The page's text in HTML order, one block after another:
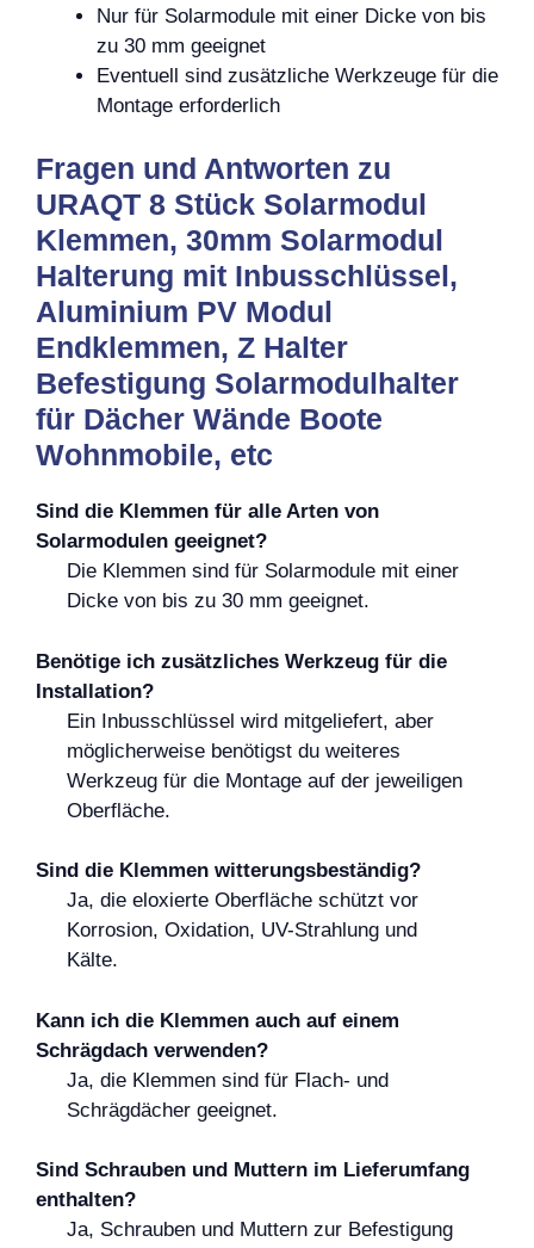
Nur für Solarmodule mit einer Dicke von bis
zu 30 mm geeignet
Eventuell sind zusätzliche Werkzeuge für die
Montage erforderlich
Fragen und Antworten zu
URAQT 8 Stück Solarmodul
Klemmen, 30mm Solarmodul
Halterung mit Inbusschlüssel,
Aluminium PV Modul
Endklemmen, Z Halter
Befestigung Solarmodulhalter
für Dächer Wände Boote
Wohnmobile, etc
Sind die Klemmen für alle Arten von
Solarmodulen geeignet?
Die Klemmen sind für Solarmodule mit einer
Dicke von bis zu 30 mm geeignet.
Benötige ich zusätzliches Werkzeug für die
Installation?
Ein Inbusschlüssel wird mitgeliefert, aber
möglicherweise benötigst du weiteres
Werkzeug für die Montage auf der jeweiligen
Oberfläche.
Sind die Klemmen witterungsbeständig?
Ja, die eloxierte Oberfläche schützt vor
Korrosion, Oxidation, UV-Strahlung und
Kälte.
Kann ich die Klemmen auch auf einem
Schrägdach verwenden?
Ja, die Klemmen sind für Flach- und
Schrägdächer geeignet.
Sind Schrauben und Muttern im Lieferumfang
enthalten?
Ja, Schrauben und Muttern zur Befestigung